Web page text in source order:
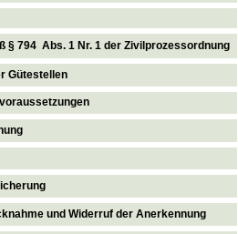
§ 794 Abs. 1 Nr. 1 der Zivilprozessordnung
Gütestellen
und Widerruf der Anerkennung